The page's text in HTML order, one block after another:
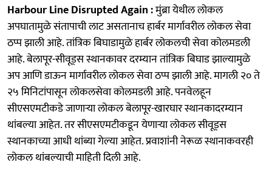
Harbour Line Disrupted Again :मुंब्रा येथील लोकल
अपघातामुळे संतापाची लाट असतानाच हार्बर मार्गावरील लोकल सेवा
ठप्प झाली आहे. तांत्रिक बिघाडामुळे हार्बर लोकलची सेवा कोलमडली
आहे. बेलापूर-सीवूड्स स्थानकावर दरम्यान तांत्रिक बिघाड झाल्यामुळे
अप आणि डाऊन मार्गावरील लोकल सेवा ठप्प झाली आहे. मागली २० ते
२५ मिनिटांपासून लोकलसेवा कोलमडली आहे. पनवेलहून
सीएसएमटीकडे जाणाऱ्या लोकल बेलापूर-खारघार स्थानकादरम्यान
थांबल्या आहेत. तर सीएसएमटीकडून येणाऱ्या लोकल सीवूड्स
स्थानकाच्या आधी थांब्या गेल्या आहेत. प्रवाशांनी नेरूळ स्थानाकवरही
लोकल थांबल्याची माहिती दिली आहे.